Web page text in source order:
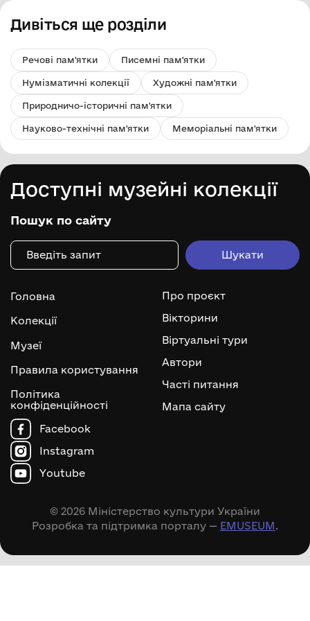
Дивіться ще розділи
Речові пам'ятки Писемні пам'ятки
Нумізматичні колекції Художні пам'ятки
Природничо-історичні пам'ятки
Науково-технічні пам'ятки Меморіальні пам'ятки
Доступні музейні колекції
Пошук по сайту
Головна
Колекції
Музеї
Правила користування
Політика
конфіденційності
Про проєкт
Вікторини
Віртуальні тури
Автори
Часті питання
Мапа сайту
Facebook
Instagram
Youtube
© 2026 Міністерство культури України
Розробка та підтримка порталу — EMUSEUM.